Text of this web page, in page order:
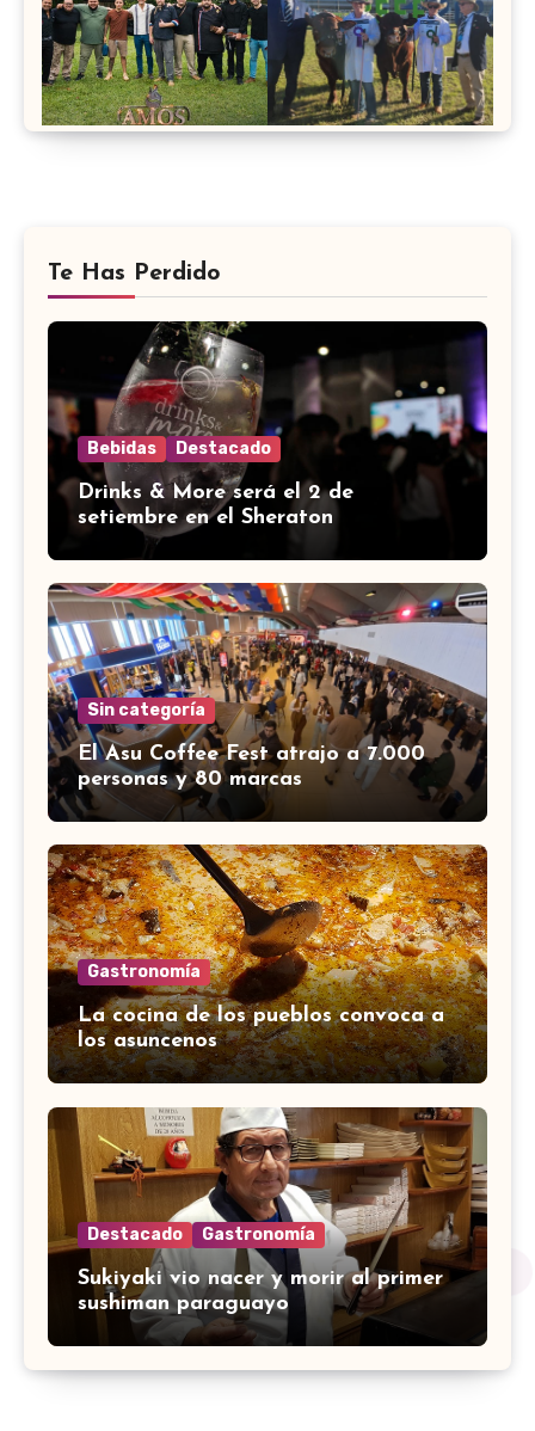
Te Has Perdido
Bebidas Destacado
Drinks & More será el 2 de
setiembre en el Sheraton
Sin categoría
El Asu Coffee Fest atrajo a 7.000
personas y 80 marcas
Gastronomía
La cocina de los pueblos convoca a
los asuncenos
Destacado Gastronomía
Sukiyaki vio nacer y morir al primer
sushiman paraguayo